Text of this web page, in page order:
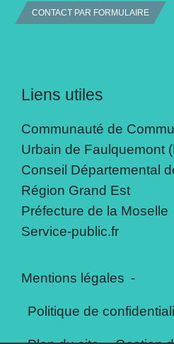
CONTACT PAR FORMULAIRE
Liens utiles
Communauté de
Urbain de Faulquemont
Conseil Départemental
Région Grand Est
Préfecture de la Moselle
Service-public.fr
Mentions légales -
Politique de